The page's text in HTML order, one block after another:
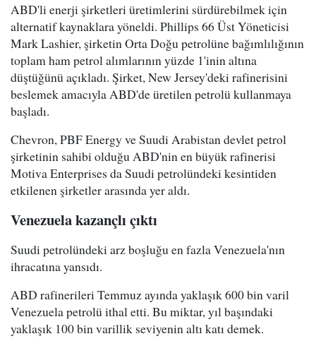
ABD'li enerji şirketleri üretimlerini sürdürebilmek için
alternatif kaynaklara yöneldi. Phillips 66 Üst Yöneticisi
Mark Lashier, şirketin Orta Doğu petrolüne bağımlılığının
toplam ham petrol alımlarının yüzde 1'inin altına
düştüğünü açıkladı. Şirket, New Jersey'deki rafinerisini
beslemek amacıyla ABD'de üretilen petrolü kullanmaya
başladı.
Chevron, PBF Energy ve Suudi Arabistan devlet petrol
şirketinin sahibi olduğu ABD'nin en büyük rafinerisi
Motiva Enterprises da Suudi petrolündeki kesintiden
etkilenen şirketler arasında yer aldı.
Venezuela kazançlı çıktı
Suudi petrolündeki arz boşluğu en fazla Venezuela'nın
ihracatına yansıdı.
ABD rafinerileri Temmuz ayında yaklaşık 600 bin varil
Venezuela petrolü ithal etti. Bu miktar, yıl başındaki
yaklaşık 100 bin varillik seviyenin altı katı demek.